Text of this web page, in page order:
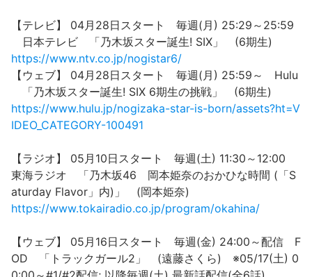
【テレビ】 04月28日スタート 毎週(月) 25:29～25:59
日本テレビ 「乃木坂スター誕生! SIX」 (6期生)
https://www.ntv.co.jp/nogistar6/
【ウェブ】 04月28日スタート 毎週(月) 25:59～ Hulu
「乃木坂スター誕生! SIX 6期生の挑戦」 (6期生)
https://www.hulu.jp/nogizaka-star-is-born/assets?ht=V
IDEO_CATEGORY-100491
【ラジオ】 05月10日スタート 毎週(土) 11:30～12:00
東海ラジオ 「乃木坂46 岡本姫奈のおかひな時間 (「S
aturday Flavor」内)」 (岡本姫奈)
https://www.tokairadio.co.jp/program/okahina/
【ウェブ】 05月16日スタート 毎週(金) 24:00～配信 F
OD 「トラックガール2」 (遠藤さくら) ※05/17(土) 0